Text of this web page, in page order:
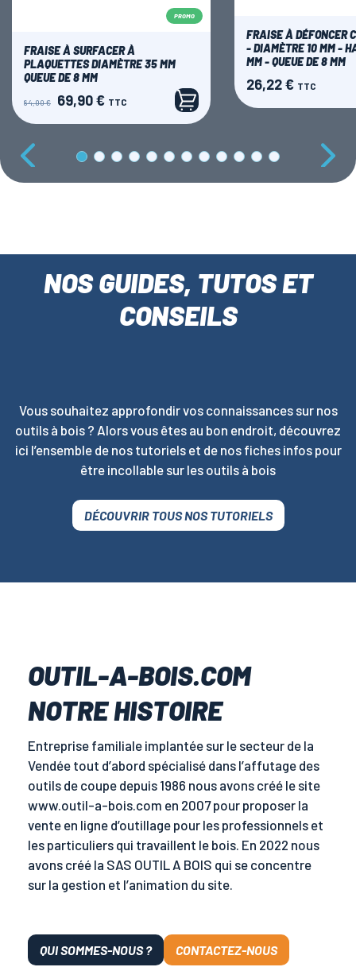
PROMO
FRAISE À SURFACER À
PLAQUETTES DIAMÈTRE 35 MM
QUEUE DE 8 MM
Prix
84,00 € Prix
69,90 € TTC
FRAISE À DÉFONCER
- DIAMÈTRE 10 MM -
MM - QUEUE DE 8 MM
Prix
26,22 € TTC
NOS GUIDES, TUTOS ET
CONSEILS
C'EST QUOI UNE
PLANE DE
CHARRON ?
Vous souhaitez approfondir vos connaissances sur nos
outils à bois ? Alors vous êtes au bon endroit, découvrez
ici l’ensemble de nos tutoriels et de nos fiches infos pour
être incollable sur les outils à bois
DÉCOUVRIR TOUS NOS TUTORIELS
OUTIL-A-BOIS.COM
NOTRE HISTOIRE
Entreprise familiale implantée sur le secteur de la
Vendée tout d’abord spécialisé dans l’affutage des
outils de coupe depuis 1986 nous avons créé le site
www.outil-a-bois.com en 2007 pour proposer la
vente en ligne d’outillage pour les professionnels et
les particuliers qui travaillent le bois. En 2022 nous
avons créé la SAS OUTIL A BOIS qui se concentre
sur la gestion et l’animation du site.
QUI SOMMES-NOUS ? CONTACTEZ-NOUS